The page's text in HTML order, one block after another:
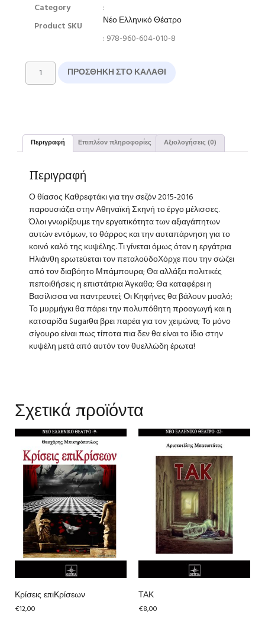
Category
Product SKU
:
Νέο Ελληνικό Θέατρο
: 978-960-604-010-8
ΠΡΟΣΘΉΚΗ ΣΤΟ ΚΑΛΆΘΙ
Περιγραφή Επιπλέον πληροφορίες Αξιολογήσεις (0)
Περιγραφή
Ο θίασος Καθρεφτάκι για την σεζόν 2015-2016
παρουσιάζει στην Αθηναϊκή Σκηνή το έργο μέλισσες.
Όλοι γνωρίζουμε την εργατικότητα των αξιαγάπητων
αυτών εντόμων, το θάρρος και την αυταπάρνηση για το
κοινό καλό της κυψέλης. Τι γίνεται όμως όταν η εργάτρια
Ηλιάνθη ερωτεύεται τον πεταλούδοΧόρχε που την σώζει
από τον διαβόητο Μπάμπουρα; Θα αλλάξει πολιτικές
πεποιθήσεις η επιστάτρια Άγκαθα; Θα καταφέρει η
Βασίλισσα να παντρευτεί; Οι Κηφήνες θα βάλουν μυαλό;
Το μυρμήγκι θα πάρει την πολυπόθητη προαγωγή και η
κατσαρίδα Sugarθα βρει παρέα για τον χειμώνα; Το μόνο
σίγουρο είναι πως τίποτα πια δεν θα είναι το ίδιο στην
κυψέλη μετά από αυτόν τον θυελλώδη έρωτα!
Σχετικά προϊόντα
Κρίσεις επιΚρίσεων
€12,00
ΤΑΚ
€8,00